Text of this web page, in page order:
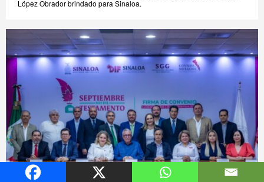
López Obrador brindado para Sinaloa.